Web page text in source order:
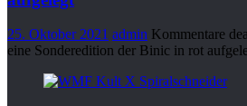
25. Oktober 2021 admin Kommentare
eine Sonderedition der Binic in rot